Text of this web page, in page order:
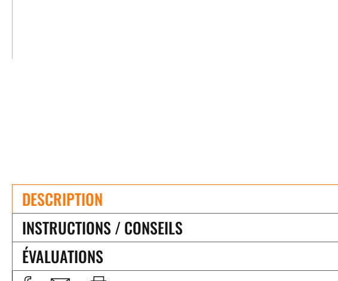
DESCRIPTION
INSTRUCTIONS / CONSEILS
ÉVALUATIONS